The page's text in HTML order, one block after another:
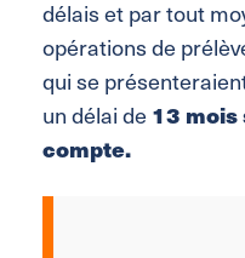
délais et par tout
opérations de
qui se
un délai de13 mois
compte.